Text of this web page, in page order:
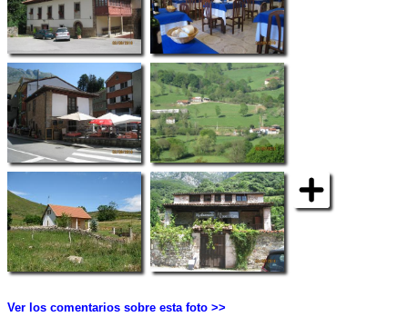
Ver los comentarios sobre esta foto >>